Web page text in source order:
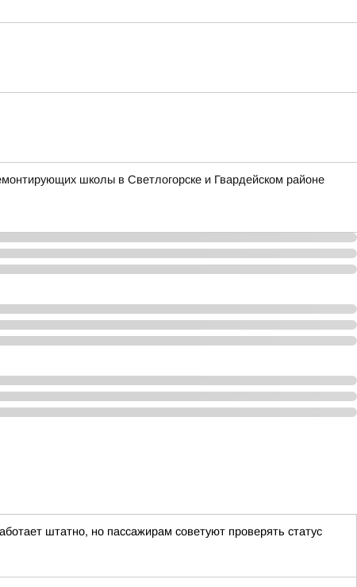
школы в Светлогорске и Гвардейском районе
штатно, но пассажирам советуют проверять статус